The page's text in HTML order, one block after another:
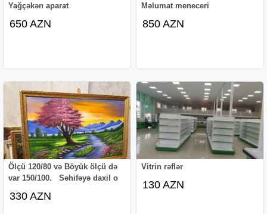
Yağçəkən aparat
650 AZN
Məlumat meneceri
850 AZN
Ölçü 120/80 və Böyük ölçü də
var 150/100. Səhifəyə daxil o
330 AZN
Vitrin rəflər
130 AZN